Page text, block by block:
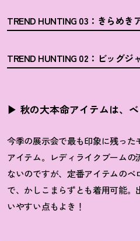
TREND HUNTING 03：きらめき
TREND HUNTING 02：ビッグジ
▶︎ 秋の大本命アイテムは、
今季の展示会で最も印象に残っ
アイテム。レディライクブーム
ないのですが、定番アイテムの
で、かしこまらずとも着用可能
いやすい点もよき ！